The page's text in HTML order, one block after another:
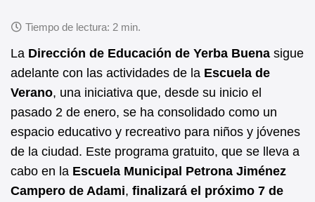
c
e
b
o
o
k
at
s
A
p
p
La Dirección de Educación de Yerba Buena sigue
adelante con las actividades de la Escuela de
Verano, una iniciativa que, desde su inicio el
pasado 2 de enero, se ha consolidado como un
espacio educativo y recreativo para niños y jóvenes
de la ciudad. Este programa gratuito, que se lleva a
cabo en la Escuela Municipal Petrona Jiménez
Campero de Adami, finalizará el próximo 7 de